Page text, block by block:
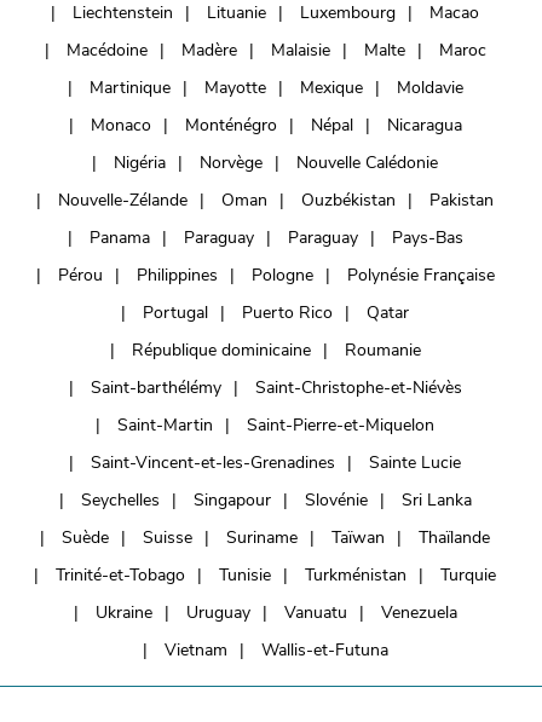
Liechtenstein
Lituanie Luxembourg
Macao
Macédoine
Madère Malaisie Malte
Maroc
Martinique
Mayotte Mexique
Moldavie
Monaco
Monténégro Népal
Nicaragua
Nigéria
Norvège
Nouvelle Calédonie
Nouvelle-Zélande
Oman Ouzbékistan
Pakistan
Panama
Paraguay Paraguay
Pays-Bas
Pérou
Philippines Pologne
Polynésie Française
Portugal
Puerto Rico
Qatar
République dominicaine
Roumanie
Saint-barthélémy
Saint-Christophe-et-Niévès
Saint-Martin
Saint-Pierre-et-Miquelon
Saint-Vincent-et-les-Grenadines
Sainte Lucie
Seychelles
Singapour Slovénie
Sri Lanka
Suède
Suisse Suriname Taïwan
Thaïlande
Trinité-et-Tobago
Tunisie Turkménistan
Turquie
Ukraine
Uruguay Vanuatu
Venezuela
Vietnam
Wallis-et-Futuna